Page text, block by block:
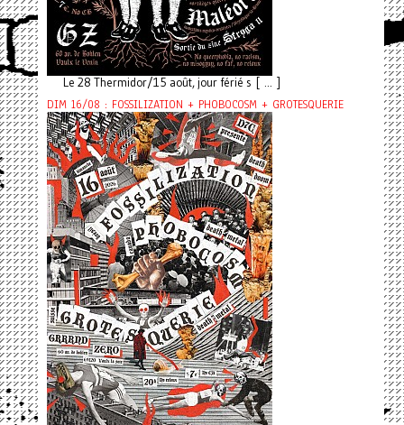
Le 28 Thermidor/15 août, jour férié s [ ... ]
DIM 16/08 : FOSSILIZATION + PHOBOCOSM + GROTESQUERIE